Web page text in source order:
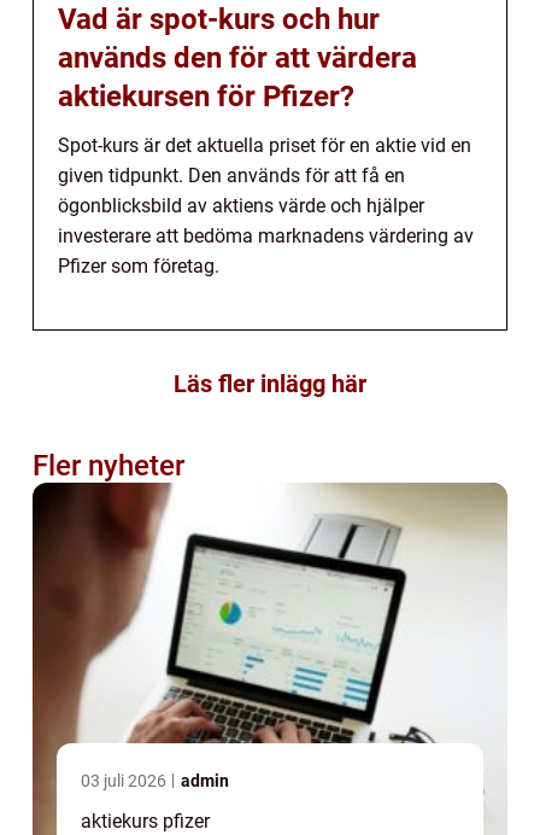
Vad är spot-kurs och hur
används den för att värdera
aktiekursen för Pfizer?
Spot-kurs är det aktuella priset för en aktie vid en
given tidpunkt. Den används för att få en
ögonblicksbild av aktiens värde och hjälper
investerare att bedöma marknadens värdering av
Pfizer som företag.
Läs fler inlägg här
Fler nyheter
03 juli 2026 admin
aktiekurs pfizer